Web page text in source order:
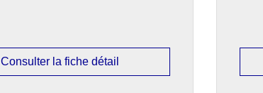
Consulter la fiche détail